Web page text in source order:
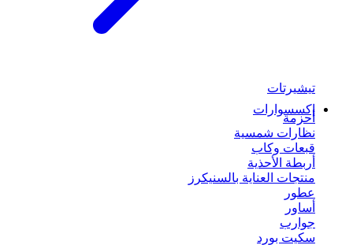
تيشيرتات
إكسسوارات
أحزمة
نظارات شمسية
قبعات وكاب
أربطة الأحذية
منتجات العناية بالسنيكرز
عطور
أساور
جوارب
سكيت بورد